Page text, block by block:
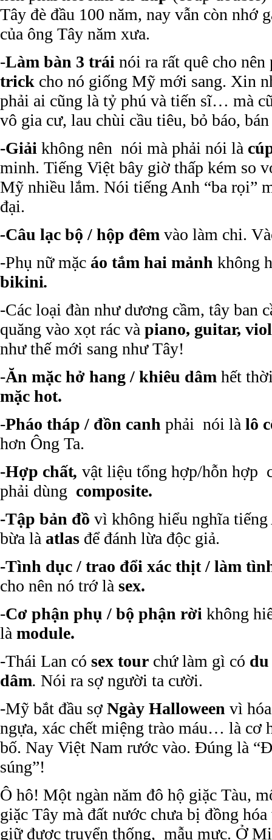
Tây đè đầu 100 năm, nay vẫn còn nhớ
của ông Tây năm xưa.
-Làm bàn 3 trái nói ra rất quê cho
trick cho nó giống Mỹ mới sang. Xin
phải ai cũng là tỷ phú và tiến sĩ… mà
vô gia cư, lau chùi cầu tiêu, bỏ báo,
-Giải không nên nói mà phải nói là
minh. Tiếng Việt bây giờ thấp kém so
Mỹ nhiều lắm. Nói tiếng Anh “ba rọi”
đại.
-Câu lạc bộ / hộp đêm vào làm chi.
-Phụ nữ mặc áo tắm hai mảnh không
bikini.
-Các loại đàn như dương cầm, tây ban
quăng vào xọt rác và piano, guitar,
như thế mới sang như Tây!
-Ăn mặc hở hang / khiêu dâm hết
mặc hot.
-Pháo tháp / đồn canh phải nói là lô
hơn Ông Ta.
-Hợp chất, vật liệu tổng hợp/hỗn hợp
phải dùng composite.
-Tập bản đồ vì không hiểu nghĩa
bừa là atlas để đánh lừa độc giả.
-Tình dục / trao đổi xác thịt / làm
cho nên nó trớ là sex.
-Cơ phận phụ / bộ phận rời không
là module.
-Thái Lan có sex tour chứ làm gì có
dâm. Nói ra sợ người ta cười.
-Mỹ bắt đầu sợ Ngày Halloween vì
ngựa, xác chết miệng trào máu… là cơ
bố. Nay Việt Nam rước vào. Đúng là
súng”!
Ô hô! Một ngàn năm đô hộ giặc Tàu,
giặc Tây mà đất nước chưa bị đồng
giữ được truyển thống, mẫu mực. Ở